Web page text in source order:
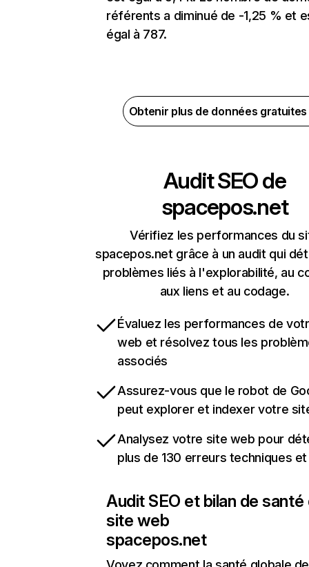
référents a diminué de -1,25 % et
égal à 787.
Obtenir plus de données
Audit SEO de
spacepos.net
Vérifiez les performances du
spacepos.net grâce à un audit qui
problèmes liés à l'explorabilité, au
aux liens et au codage.
Évaluez les performances de
web et résolvez tous les
associés
Assurez-vous que le robot de
peut explorer et indexer votre
Analysez votre site web pour
plus de 130 erreurs techniques et
Audit SEO et bilan de santé
site web
spacepos.net